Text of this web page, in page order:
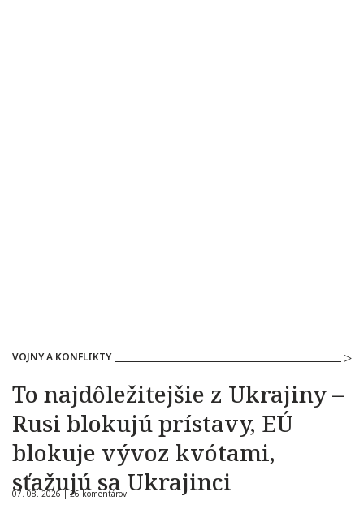
VOJNY A KONFLIKTY
To najdôležitejšie z Ukrajiny –
Rusi blokujú prístavy, EÚ
blokuje vývoz kvótami,
sťažujú sa Ukrajinci
07. 08. 2026 |26 komentárov